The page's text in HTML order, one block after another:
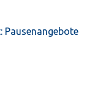
Pausenangebote